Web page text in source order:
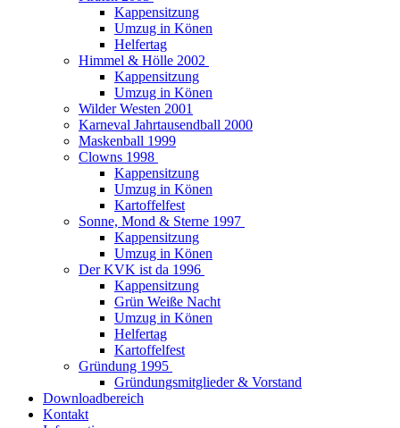
Kappensitzung
Umzug in Könen
Helfertag
Himmel & Hölle 2002
Kappensitzung
Umzug in Könen
Wilder Westen 2001
Karneval Jahrtausendball 2000
Maskenball 1999
Clowns 1998
Kappensitzung
Umzug in Könen
Kartoffelfest
Sonne, Mond & Sterne 1997
Kappensitzung
Umzug in Könen
Der KVK ist da 1996
Kappensitzung
Grün Weiße Nacht
Umzug in Könen
Helfertag
Kartoffelfest
Gründung 1995
Gründungsmitglieder & Vorstand
Downloadbereich
Kontakt